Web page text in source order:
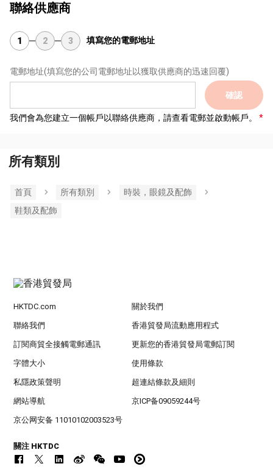
聯絡供應商
1 2 3 填寫您的電郵地址
電郵地址(填寫您的公司電郵地址以獲取供應商的迅速回覆)
確認
我們會為您建立一個帳戶以聯絡供應商，請查看電郵並啟動帳戶。
所有類別
首頁 所有類別
時裝，眼鏡及配飾
鞋類及配飾
HKTDC.com 關於我們
聯絡我們 香港貿發局流動應用程式
訂閱商貿全接觸電郵通訊 更新您的香港貿發局電郵訂閱
字體大小 使用條款
私隱政策聲明 超連結條款及細則
網站導航 京ICP备09059244号
京公网安备 11010102003523号
關注 HKTDC